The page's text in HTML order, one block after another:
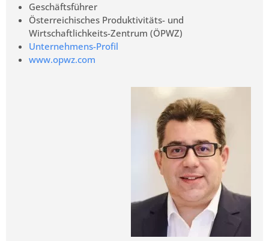
Geschäftsführer
Österreichisches Produktivitäts- und
Wirtschaftlichkeits-Zentrum (ÖPWZ)
Unternehmens-Profil
www.opwz.com